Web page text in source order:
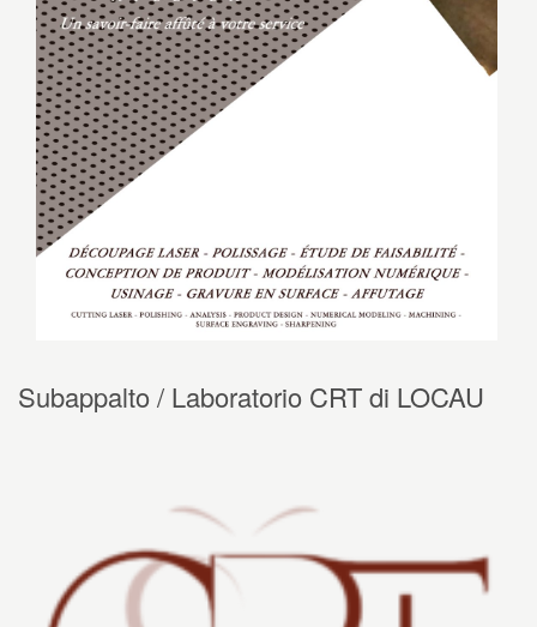
Subappalto / Laboratorio CRT di LOCAU